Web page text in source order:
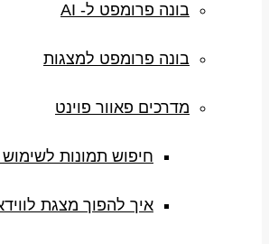
בונה פרומפט ל- AI
בונה פרומפט למצגות
מדרכים פאוור פוינט
חיפוש תמונות
איך להפוך מצגת